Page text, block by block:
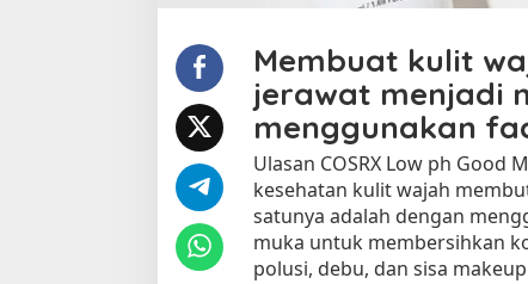
w
H
G
o
o
M
o
r
n
i
Membuat kulit
jerawat menjadi
menggunakan
Ulasan COSRX Low ph Good
kesehatan kulit wajah
satunya adalah dengan
muka untuk membersihkan
polusi, debu, dan sisa